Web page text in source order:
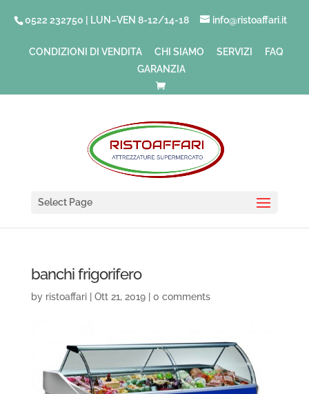
0522 232750 | LUN–VEN 8-12/14-18 info@ristoaffari.it
CONDIZIONI DI VENDITA CHI SIAMO SERVIZI
FAQ
GARANZIA
Select Page
banchi frigorifero
by ristoaffari| Ott 21, 2019| 0 comments